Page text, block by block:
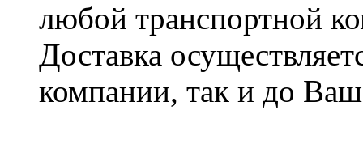
любой транспортной
Доставка
компании, так и до